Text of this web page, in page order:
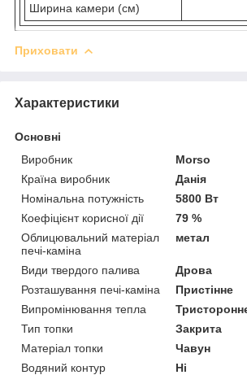
Ширина камери (см)
Приховати
Характеристики
Основні
Виробник
Morso
Країна виробник
Данія
Номінальна потужність
5800 Вт
Коефіцієнт корисної дії
79 %
Облицювальний матеріал
печі-каміна
метал
Види твердого палива
Дрова
Розташування печі-каміна
Пристінне
Випромінювання тепла
Тип топки
Закрита
Матеріал топки
Чавун
Водяний контур
Ні